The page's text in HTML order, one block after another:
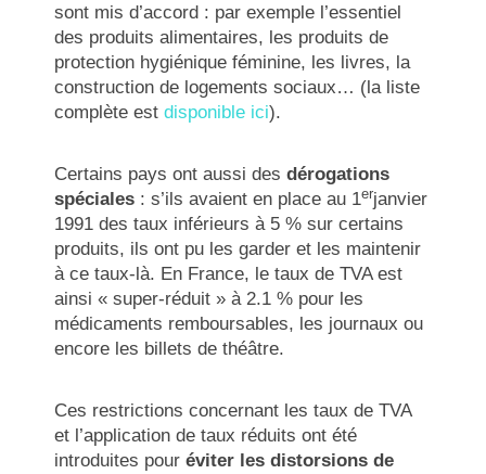
sont mis d’accord : par exemple l’essentiel
des produits alimentaires, les produits de
protection hygiénique féminine, les livres, la
construction de logements sociaux… (la liste
complète estdisponible ici).
Certains pays ont aussi desdérogations
spéciales : s’ils avaient en place au 1erjanvier
1991 des taux inférieurs à 5 % sur certains
produits, ils ont pu les garder et les maintenir
à ce taux-là. En France, le taux de TVA est
ainsi « super-réduit » à 2.1 % pour les
médicaments remboursables, les journaux ou
encore les billets de théâtre.
Ces restrictions concernant les taux de TVA
et l’application de taux réduits ont été
introduites pouréviter les distorsions de